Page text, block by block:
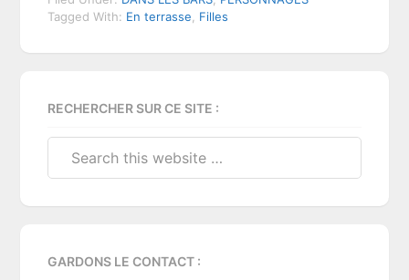
Tagged With: En terrasse Filles
Sidebar
RECHERCHER SUR CE SITE :
GARDONS LE CONTACT :